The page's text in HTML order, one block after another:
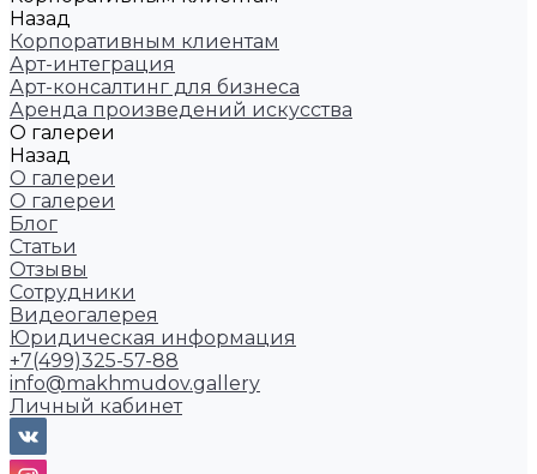
Назад
Корпоративным клиентам
Арт-интеграция
Арт-консалтинг для бизнеса
Аренда произведений искусства
О галереи
Назад
О галереи
О галереи
Блог
Статьи
Отзывы
Сотрудники
Видеогалерея
Юридическая информация
+7(499)325-57-88
info@makhmudov.gallery
Личный кабинет